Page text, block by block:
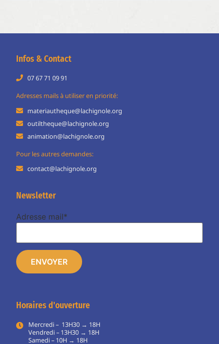
Horaires d'ouverture
Mercredi – 13H30 → 18H
Vendredi – 13H30 → 18H
Samedi – 10H → 18H
Infos & Contact
07 67 71 09 91
Adresses mails à utiliser en priorité:
materiautheque@lachignole.org
outiltheque@lachignole.org
animation@lachignole.org
Pour les autres demandes:
contact@lachignole.org
Newsletter
Adresse mail*